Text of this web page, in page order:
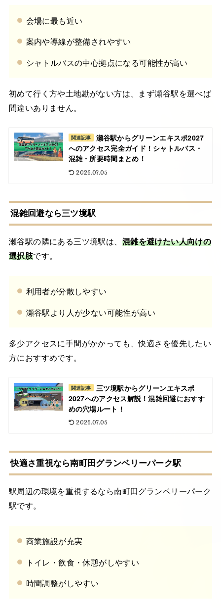
会場に最も近い
案内や導線が整備されやすい
シャトルバスの中心拠点になる可能性が高い
初めて行く方や土地勘がない方は、まず瀬谷駅を選べば
間違いありません。
関連記事
瀬谷駅からグリーンエキスポ2027
へのアクセス完全ガイド！シャトルバス・
混雑・所要時間まとめ！
2026.07.05
混雑回避なら三ツ境駅
瀬谷駅の隣にある三ツ境駅は、 混雑を避けたい人向けの
選択肢です。
利用者が分散しやすい
瀬谷駅より人が少ない可能性が高い
多少アクセスに手間がかかっても、快適さを優先したい
方におすすめです。
関連記事
三ツ境駅からグリーンエキスポ
2027へのアクセス解説！混雑回避におすす
めの穴場ルート！
2026.07.05
快適さ重視なら南町田グランベリーパーク駅
駅周辺の環境を重視するなら南町田グランベリーパーク
駅です。
商業施設が充実
トイレ・飲食・休憩がしやすい
時間調整がしやすい